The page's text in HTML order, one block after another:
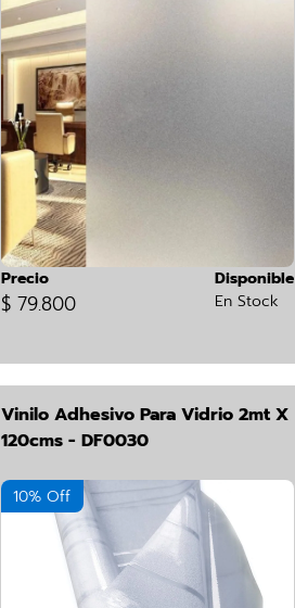
Precio
$ 79.800
Disponible
En Stock
Vinilo Adhesivo Para Vidrio 2mt X
120cms - DF0030
10% Off